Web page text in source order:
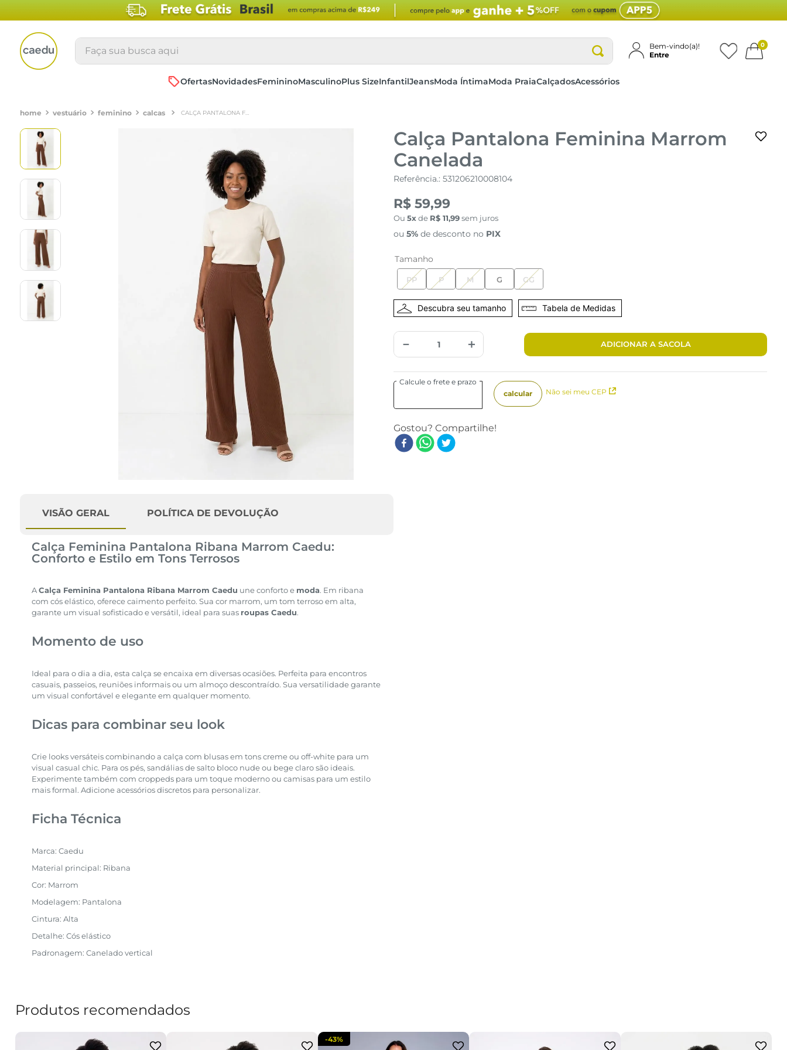
Faça sua busca aqui
Bem-vindo(a)!
Entre
0
OfertasNovidadesFemininoMasculinoPlus SizeInfantilJeansModa ÍntimaModa PraiaCalçadosAcessórios
vestuário feminino calcas CALÇA PANTALONA FEMININA MARROM CANELADA
Calça Pantalona Feminina Marrom
Canelada
Referência.: 531206210008104
R$ 59,99
Ou 5 de R$ 11,99sem juros
ou 5% de desconto no PIX
Tamanho
PP P M G GG
Tabela de Medidas
＋
－ ADICIONAR A SACOLA
Não sei meu CEP
VISÃO GERAL POLÍTICA DE DEVOLUÇÃO
Calça Feminina Pantalona Ribana Marrom Caedu:
Conforto e Estilo em Tons Terrosos
ACalça Feminina Pantalona Ribana Marrom Caedu une conforto e moda. Em ribana
com cós elástico, oferece caimento perfeito. Sua cor marrom, um tom terroso em alta,
garante um visual sofisticado e versátil, ideal para suas roupas Caedu.
Momento de uso
Ideal para o dia a dia, esta calça se encaixa em diversas ocasiões. Perfeita para encontros
casuais, passeios, reuniões informais ou um almoço descontraído. Sua versatilidade garante
um visual confortável e elegante em qualquer momento.
Dicas para combinar seu look
Crie looks versáteis combinando a calça com blusas em tons creme ou off-white para um
visual casual chic. Para os pés, sandálias de salto bloco nude ou bege claro são ideais.
Experimente também com croppeds para um toque moderno ou camisas para um estilo
mais formal. Adicione acessórios discretos para personalizar.
Ficha Técnica
Marca: Caedu
Material principal: Ribana
Cor: Marrom
Modelagem: Pantalona
Cintura: Alta
Detalhe: Cós elástico
Padronagem: Canelado vertical
Produtos recomendados
-43%